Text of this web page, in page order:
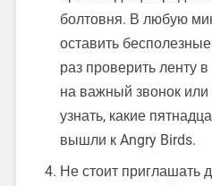
болтовня. В любую
оставить
раз проверить ленту
на важный звонок или
узнать, какие
вышли к Angry Birds.
Не стоит приглашать